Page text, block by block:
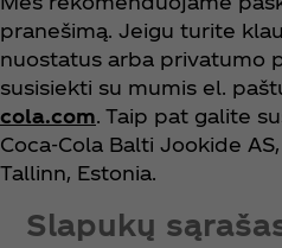
pranešimą. Jeigu turite
nuostatus arba privatumo
susisiekti su mumis el.
cola.com. Taip pat galite
Coca‑Cola Balti Jookide
Tallinn, Estonia.
Slapukų